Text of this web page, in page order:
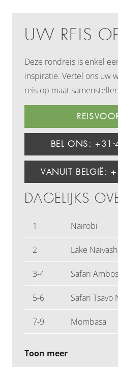
UW REIS
Deze rondreis is enkel
inspiratie. Vertel ons uw
reis op maat
BEL ONS:
VANUIT BELGIË:
DAGELIJKS
1 Nairobi
2 Lake
3-4 Safari
5-6 Safari Tsavo
7-9 Mombasa
Toon meer